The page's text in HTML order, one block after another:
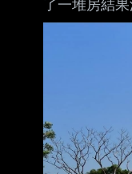
了一堆房結
沒機能